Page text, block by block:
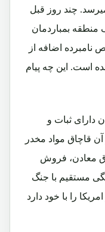
چند روز قبل
بمباردمان
اضافه از
است. این چه پیام
دارای ثبات و
قاچاق مواد مخدر
معادن، فروش
مستقیم با جنگ
را با خود دارد